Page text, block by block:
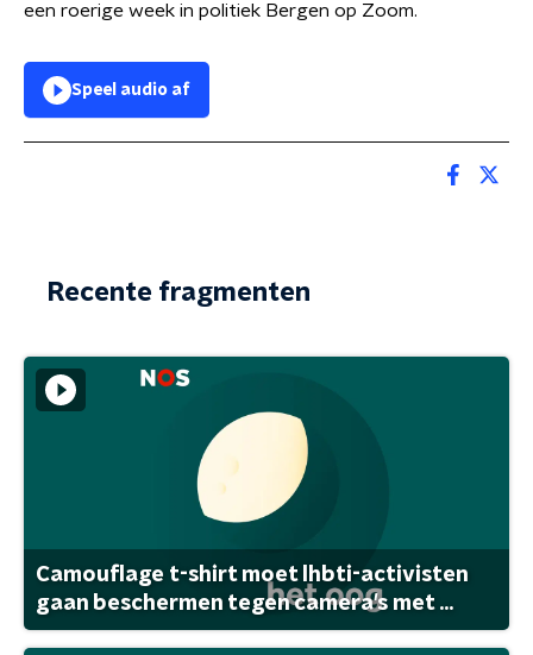
een roerige week in politiek Bergen op Zoom.
Speel audio af
Recente fragmenten
Camouflage t-shirt moet lhbti-activisten
gaan beschermen tegen camera's met ...